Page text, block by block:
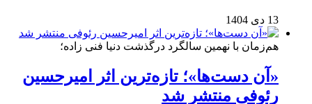
13 دی 1404
هم‌زمان با نهمین سالگرد درگذشت دنیا فنی زاده؛
«آن دست‌ها»؛ تازه‌ترین اثر امیرحسین
رئوفی منتشر شد